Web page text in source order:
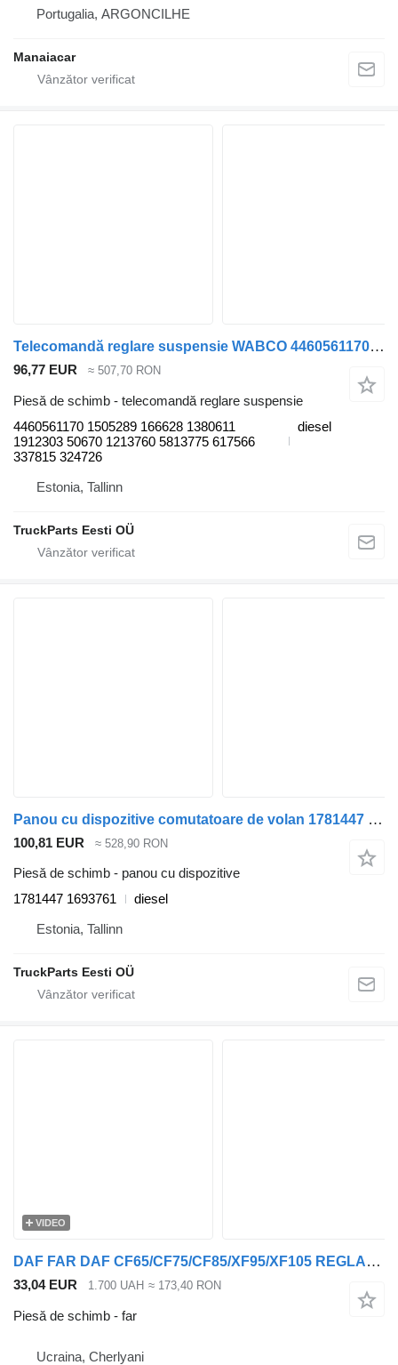
Portugalia, ARGONCILHE
Manaiacar
Telecomandă reglare suspensie WABCO 4460561170 pentru camion DAF LF45, LF55, LF180, CF65, CF75, CF85 (2001-)
96,77 EUR ≈ 507,70 RON
Piesă de schimb - telecomandă reglare suspensie
4460561170 1505289 166628 1380611
1912303 50670 1213760 5813775 617566
337815 324726
diesel
Estonia, Tallinn
TruckParts Eesti OÜ
Panou cu dispozitive comutatoare de volan 1781447 1693761 pentru camion DAF LF45, LF55, LF180, CF65, CF75, CF85 (2001-)
100,81 EUR ≈ 528,90 RON
Piesă de schimb - panou cu dispozitive
1781447 1693761
diesel
Estonia, Tallinn
TruckParts Eesti OÜ
VIDEO
DAF FAR DAF CF65/CF75/CF85/XF95/XF105 REGLABIL ELECTRIC STÂNGA 1 pentru camion DAF 75CF, 95XF, XF105, 65CF, 85CF
33,04 EUR 1.700 UAH ≈ 173,40 RON
Piesă de schimb - far
Ucraina, Cherlyani